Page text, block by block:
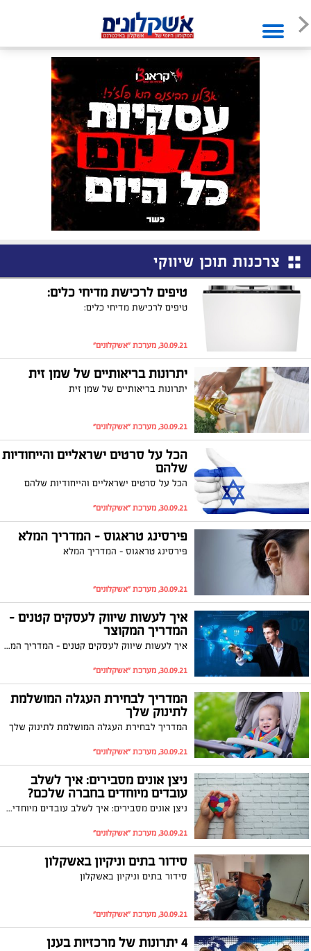
צרכנות תוכן שיווקי
טיפים לרכישת מדיחי כלים:
טיפים לרכישת מדיחי כלים:
30.09.21, מערכת "אשקלונים"
יתרונות בריאותיים של שמן זית
יתרונות בריאותיים של שמן זית
30.09.21, מערכת "אשקלונים"
הכל על סרטים ישראליים והייחודיות
שלהם
הכל על סרטים ישראליים והייחודיות שלהם
30.09.21, מערכת "אשקלונים"
פירסינג טראגוס - המדריך המלא
פירסינג טראגוס - המדריך המלא
30.09.21, מערכת "אשקלונים"
איך לעשות שיווק לעסקים קטנים -
המדריך המקוצר
איך לעשות שיווק לעסקים קטנים - המדריך המקוצר
30.09.21, מערכת "אשקלונים"
המדריך לבחירת העגלה המושלמת
לתינוק שלך
המדריך לבחירת העגלה המושלמת לתינוק שלך
30.09.21, מערכת "אשקלונים"
ניצן אונים מסבירים: איך לשלב
עובדים מיוחדים בחברה שלכם?
ניצן אונים מסבירים: איך לשלב עובדים מיוחדים בחברה שלכם?
30.09.21, מערכת "אשקלונים"
סידור בתים וניקיון באשקלון
סידור בתים וניקיון באשקלון
30.09.21, מערכת "אשקלונים"
4 יתרונות של מרכזיות בענן